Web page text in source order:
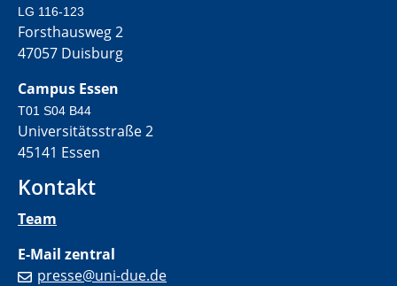
LG 116-123
Forsthausweg 2
47057 Duisburg
Campus Essen
T01 S04 B44
Universitätsstraße 2
45141 Essen
Kontakt
Team
E-Mail zentral
presse@uni-due.de